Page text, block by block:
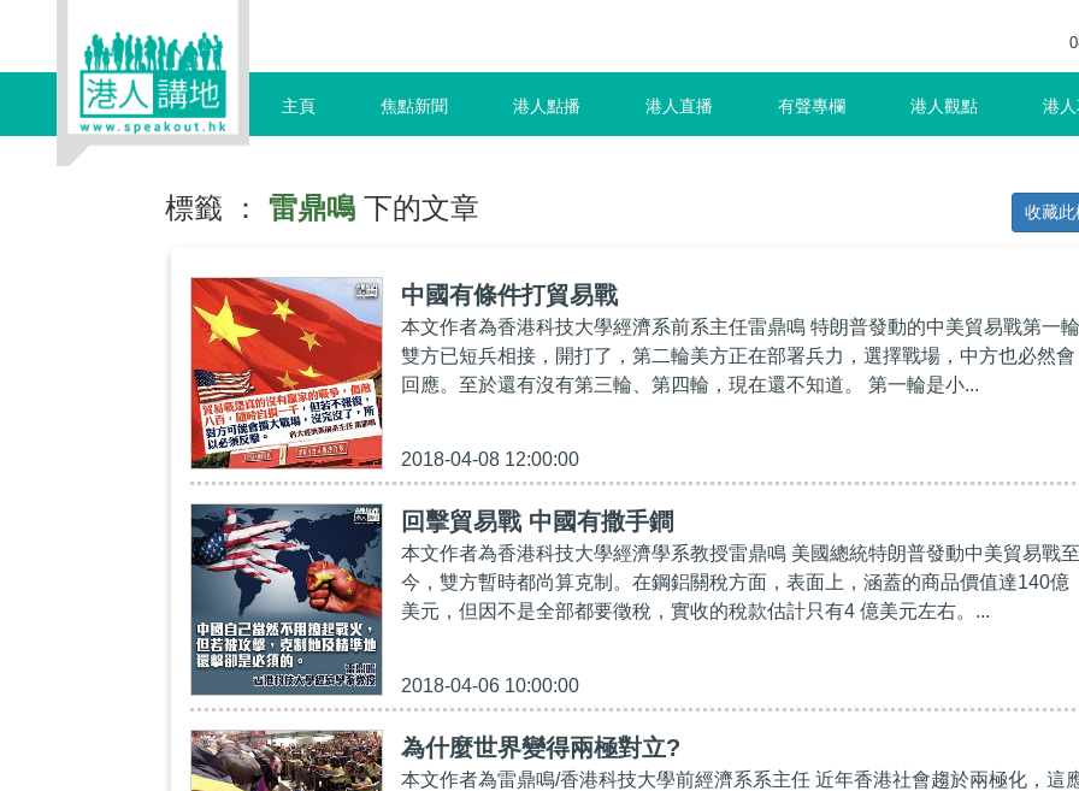
主頁 焦點新聞 港人點播 港人直播 有聲專欄 港人觀點 港
標籤 ： 雷鼎鳴 下的文章 收藏此
中國有條件打貿易戰
本文作者為香港科技大學經濟系前系主任雷鼎鳴 特朗普發動的中美貿易戰第一輪
雙方已短兵相接，開打了，第二輪美方正在部署兵力，選擇戰場，中方也必然會
回應。至於還有沒有第三輪、第四輪，現在還不知道。 第一輪是小...
2018-04-08 12:00:00
回擊貿易戰 中國有撒手鐧
本文作者為香港科技大學經濟學系教授雷鼎鳴 美國總統特朗普發動中美貿易戰至
今，雙方暫時都尚算克制。在鋼鋁關稅方面，表面上，涵蓋的商品價值達140億
美元，但因不是全部都要徵稅，實收的稅款估計只有4 億美元左右。...
2018-04-06 10:00:00
為什麼世界變得兩極對立?
本文作者為雷鼎鳴/香港科技大學前經濟系系主任 近年香港社會趨於兩極化，這